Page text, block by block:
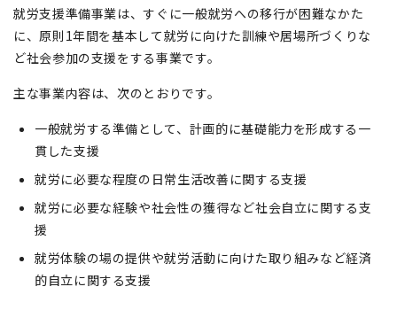
就労支援準備事業は、すぐに一般就労への移行が困難なかた
に、原則1年間を基本して就労に向けた訓練や居場所づくりな
ど社会参加の支援をする事業です。
主な事業内容は、次のとおりです。
一般就労する準備として、計画的に基礎能力を形成する一
貫した支援
就労に必要な程度の日常生活改善に関する支援
就労に必要な経験や社会性の獲得など社会自立に関する支
援
就労体験の場の提供や就労活動に向けた取り組みなど経済
的自立に関する支援